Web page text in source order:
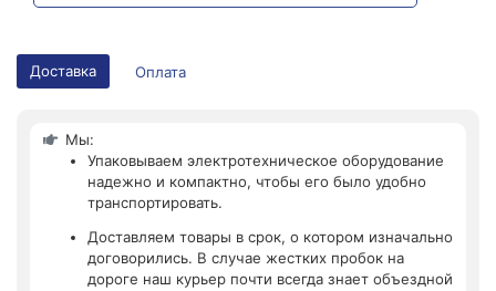
Доставка Оплата
Мы:
Упаковываем электротехническое оборудование
надежно и компактно, чтобы его было удобно
транспортировать.
Доставляем товары в срок, о котором изначально
договорились. В случае жестких пробок на
дороге наш курьер почти всегда знает объездной